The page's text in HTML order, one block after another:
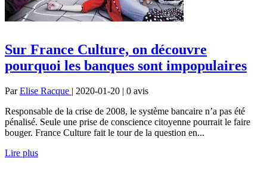
Sur France Culture, on découvre
pourquoi les banques sont impopulaires
ParElise Racque | 2020-01-20 | 0 avis
Responsable de la crise de 2008, le système bancaire n’a pas été
pénalisé. Seule une prise de conscience citoyenne pourrait le faire
bouger. France Culture fait le tour de la question en...
Lire plus